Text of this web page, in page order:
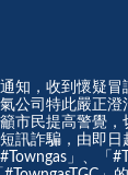
知，收到懷疑冒
公司特此嚴正澄
市民提高警覺，
訊詐騙，由即日
」、「